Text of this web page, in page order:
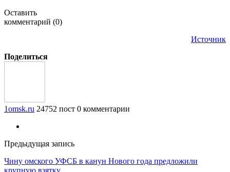
Оставить
комментарий (0)
Источник
Поделиться
1omsk.ru 24752 пост 0 комментарии
Предыдущая запись
Чину омского УФСБ в канун Нового года предложили
крупную взятку